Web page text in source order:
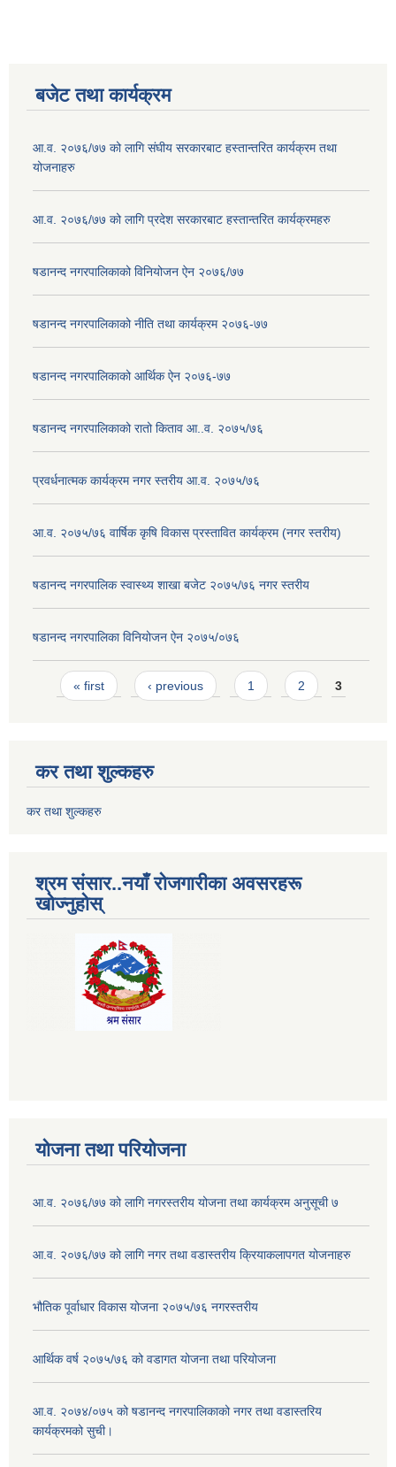
बजेट तथा कार्यक्रम
आ.व. २०७६/७७ को लागि संघीय सरकारबाट हस्तान्तरित कार्यक्रम तथा
योजनाहरु
आ.व. २०७६/७७ को लागि प्रदेश सरकारबाट हस्तान्तरित कार्यक्रमहरु
षडानन्द नगरपालिकाको विनियोजन ऐन २०७६/७७
षडानन्द नगरपालिकाको नीति तथा कार्यक्रम २०७६-७७
षडानन्द नगरपालिकाको आर्थिक ऐन २०७६-७७
षडानन्द नगरपालिकाको रातो किताव आ..व. २०७५/७६
प्रवर्धनात्मक कार्यक्रम नगर स्तरीय आ.व. २०७५/७६
आ.व. २०७५/७६ वार्षिक कृषि विकास प्रस्तावित कार्यक्रम (नगर स्तरीय)
षडानन्द नगरपालिक स्वास्थ्य शाखा बजेट २०७५/७६ नगर स्तरीय
षडानन्द नगरपालिका विनियोजन ‌‌ऐन २०७५/०७६
Pages
« first ‹ previous 1 2 3
कर तथा शुल्कहरु
कर तथा शुल्कहरु
श्रम संसार..नयाँ रोजगारीका अवसरहरू
खोज्नुहोस्
योजना तथा परियोजना
आ.व. २०७६/७७ को लागि नगरस्तरीय योजना तथा कार्यक्रम अनुसूची ७
आ.व. २०७६/७७ को लागि नगर तथा वडास्तरीय क्रियाकलापगत योजनाहरु
भौतिक पूर्वाधार विकास योजना २०७५/७६ नगरस्तरीय
आर्थिक वर्ष २०७५/७६ को वडागत योजना तथा परियोजना
आ.व. २०७४/०७५ को षडानन्द नगरपालिकाको नगर तथा वडास्तरिय
कार्यक्रमको सुची।